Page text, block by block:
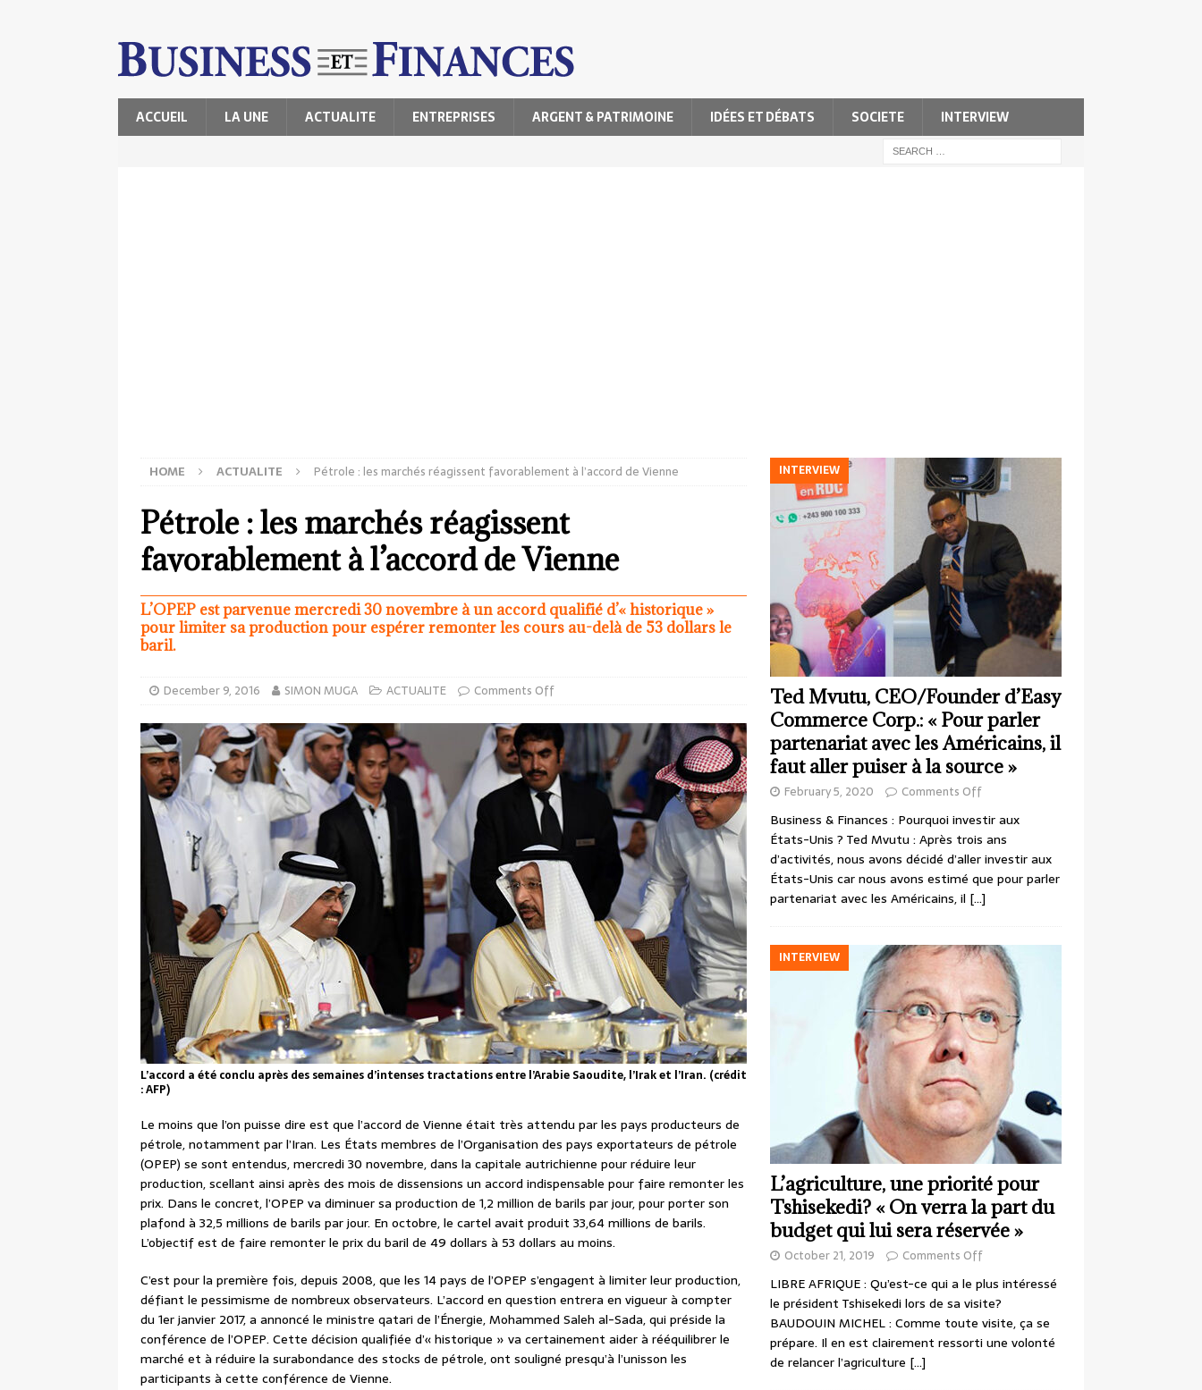
ACCUEIL LA UNE ACTUALITE ENTREPRISES ARGENT & PATRIMOINE IDÉES ET DÉBATS SOCIETE INTERVIEW
HOME ACTUALITE Pétrole : les marchés réagissent favorablement à l’accord de Vienne
Pétrole : les marchés réagissent
favorablement à l’accord de Vienne
L’OPEP est parvenue mercredi 30 novembre à un accord qualifié d’« historique »
pour limiter sa production pour espérer remonter les cours au-delà de 53 dollars le
baril.
December 9, 2016 SIMON MUGA ACTUALITE Comments Off
L’accord a été conclu après des semaines d’intenses tractations entre l’Arabie Saoudite, l’Irak et l’Iran. (crédit
: AFP)
Le moins que l’on puisse dire est que l’accord de Vienne était très attendu par les pays producteurs de
pétrole, notamment par l’Iran. Les États membres de l’Organisation des pays exportateurs de pétrole
(OPEP) se sont entendus, mercredi 30 novembre, dans la capitale autrichienne pour réduire leur
production, scellant ainsi après des mois de dissensions un accord indispensable pour faire remonter les
prix. Dans le concret, l’OPEP va diminuer sa production de 1,2 million de barils par jour, pour porter son
plafond à 32,5 millions de barils par jour. En octobre, le cartel avait produit 33,64 millions de barils.
L’objectif est de faire remonter le prix du baril de 49 dollars à 53 dollars au moins.
C’est pour la première fois, depuis 2008, que les 14 pays de l’OPEP s’engagent à limiter leur production,
défiant le pessimisme de nombreux observateurs. L’accord en question entrera en vigueur à compter
du 1er janvier 2017, a annoncé le ministre qatari de l’Énergie, Mohammed Saleh al-Sada, qui préside la
conférence de l’OPEP. Cette décision qualifiée d’« historique » va certainement aider à rééquilibrer le
marché et à réduire la surabondance des stocks de pétrole, ont souligné presqu’à l’unisson les
participants à cette conférence de Vienne.
INTERVIEW
Ted Mvutu, CEO/Founder d’Easy
Commerce Corp.: « Pour parler
partenariat avec les Américains, il
faut aller puiser à la source »
February 5, 2020 Comments Off
Business & Finances : Pourquoi investir aux
États-Unis ? Ted Mvutu : Après trois ans
d’activités, nous avons décidé d’aller investir aux
États-Unis car nous avons estimé que pour parler
partenariat avec les Américains, il […]
INTERVIEW
L’agriculture, une priorité pour
Tshisekedi? « On verra la part du
budget qui lui sera réservée »
October 21, 2019 Comments Off
LIBRE AFRIQUE : Qu’est-ce qui a le plus intéressé
le président Tshisekedi lors de sa visite?
BAUDOUIN MICHEL : Comme toute visite, ça se
prépare. Il en est clairement ressorti une volonté
de relancer l’agriculture […]